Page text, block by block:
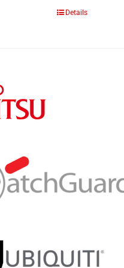
Details